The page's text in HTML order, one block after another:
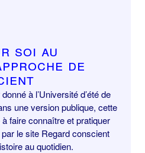
soi au
de
à l’Université d’été de
une version publique, cette
faire connaître et pratiquer
le site Regard conscient
au quotidien.